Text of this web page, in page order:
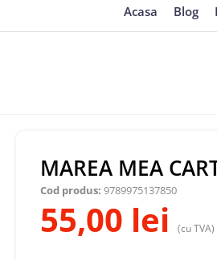
Acasa Blog
MAREA MEA
Cod produs: 9789975137850
55,00 lei (cu TVA)